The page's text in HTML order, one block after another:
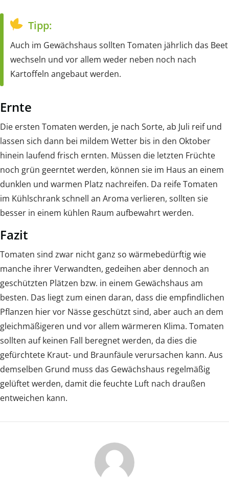
Tipp:
Auch im Gewächshaus sollten Tomaten jährlich das Beet
wechseln und vor allem weder neben noch nach
Kartoffeln angebaut werden.
Ernte
Die ersten Tomaten werden, je nach Sorte, ab Juli reif und
lassen sich dann bei mildem Wetter bis in den Oktober
hinein laufend frisch ernten. Müssen die letzten Früchte
noch grün geerntet werden, können sie im Haus an einem
dunklen und warmen Platz nachreifen. Da reife Tomaten
im Kühlschrank schnell an Aroma verlieren, sollten sie
besser in einem kühlen Raum aufbewahrt werden.
Fazit
Tomaten sind zwar nicht ganz so wärmebedürftig wie
manche ihrer Verwandten, gedeihen aber dennoch an
geschützten Plätzen bzw. in einem Gewächshaus am
besten. Das liegt zum einen daran, dass die empfindlichen
Pflanzen hier vor Nässe geschützt sind, aber auch an dem
gleichmäßigeren und vor allem wärmeren Klima. Tomaten
sollten auf keinen Fall beregnet werden, da dies die
gefürchtete Kraut- und Braunfäule verursachen kann. Aus
demselben Grund muss das Gewächshaus regelmäßig
gelüftet werden, damit die feuchte Luft nach draußen
entweichen kann.